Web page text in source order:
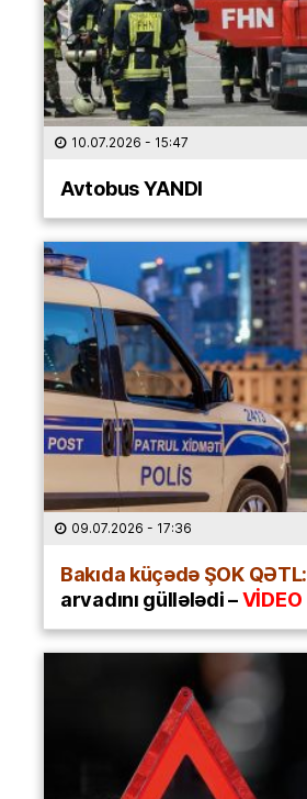
10.07.2026 - 15:47
Avtobus YANDI
09.07.2026 - 17:36
Bakıda küçədə ŞOK QƏTL:
arvadını güllələdi –VİDEO